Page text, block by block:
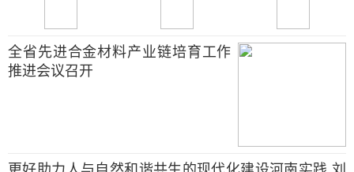
全省先进合金材料产业链培育工作
推进会议召开